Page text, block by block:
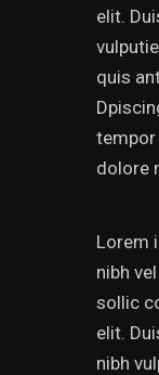
elit.
quis
tempor
dolore
Lorem
nibh
sollic
elit.
nibh